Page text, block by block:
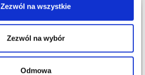
Zezwól na wszystkie
Zezwól na wybór
Odmowa
20%Promocja